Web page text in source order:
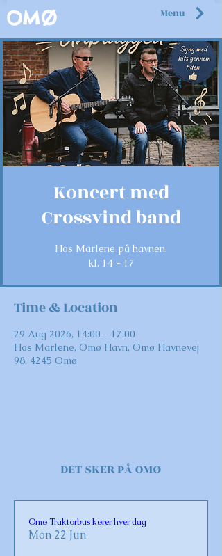
Menu
OMØ
Koncert med
Crossvind band
Hos Marlene på havnen.
kl. 14 - 17
Time & Location
29 Aug 2026, 14:00 – 17:00
Hos Marlene, Omø Havn, Omø Havnevej
98, 4245 Omø
DET SKER PÅ OMØ
Omø Traktorbus kører hver dag
Mon 22 Jun